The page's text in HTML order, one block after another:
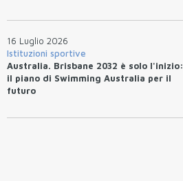
16 Luglio 2026
Istituzioni sportive
Australia. Brisbane 2032 è solo l'inizio:
il piano di Swimming Australia per il
futuro